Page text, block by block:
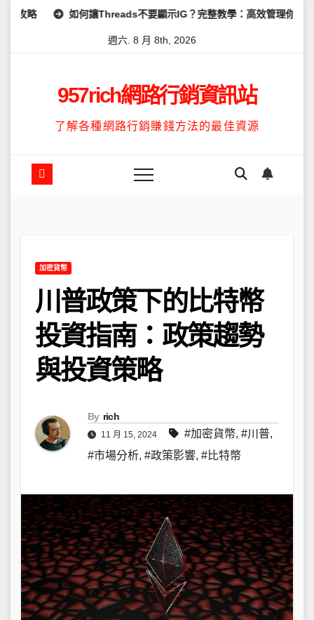
Skip讓Threads不要顯示IG？完整教學：高效管理你的線上隱私與數據安
週六. 8 月 8th, 2026
957rich網路行銷資訊站
了解各種網路行銷賺錢方法的最佳資源
加密貨幣
川普政策下的比特幣
投資指南：政策趨勢
與投資策略
By rich
11 月 15, 2024 #加密貨幣, #川普,
#市場分析, #政策影響, #比特幣